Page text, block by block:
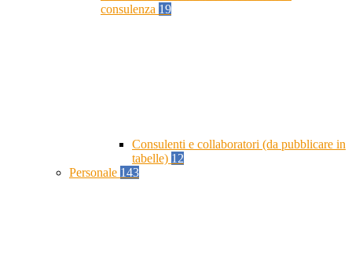
consulenza 19
Consulenti e collaboratori (da pubblicare in
tabelle) 12
Personale 143